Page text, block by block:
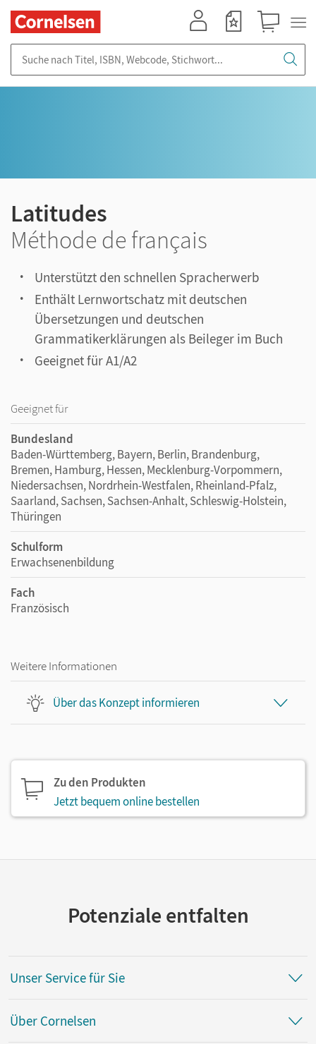
Latitudes
Méthode de français
Unterstützt den schnellen Spracherwerb
Enthält Lernwortschatz mit deutschen
Übersetzungen und deutschen
Grammatikerklärungen als Beileger im Buch
Geeignet für A1/A2
Geeignet für
Bundesland
Baden-Württemberg, Bayern, Berlin, Brandenburg,
Bremen, Hamburg, Hessen, Mecklenburg-Vorpommern,
Niedersachsen, Nordrhein-Westfalen, Rheinland-Pfalz,
Saarland, Sachsen, Sachsen-Anhalt, Schleswig-Holstein,
Thüringen
Schulform
Erwachsenenbildung
Fach
Französisch
Weitere Informationen
Über das Konzept informieren
Zu den Produkten
Jetzt bequem online bestellen
Potenziale entfalten
Unser Service für Sie
Über Cornelsen